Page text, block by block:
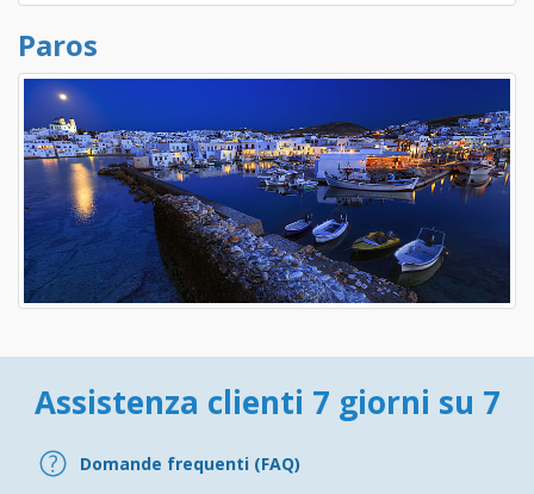
Paros
Assistenza clienti 7 giorni su 7
Domande frequenti (FAQ)